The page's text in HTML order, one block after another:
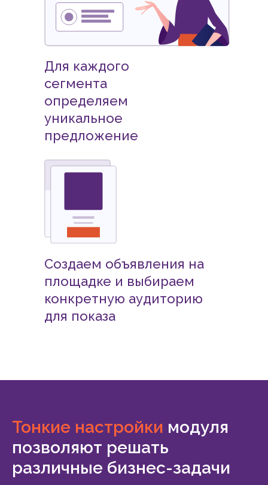
Для каждого
сегмента
определяем
уникальное
предложение
Создаем объявления на
площадке и выбираем
конкретную аудиторию
для показа
Тонкие настройки модуля
позволяют решать
различные бизнес-задачи